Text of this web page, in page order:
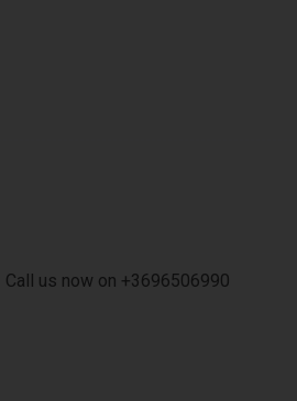
Call us now on +3696506990